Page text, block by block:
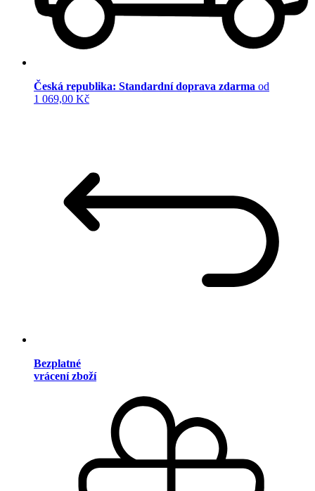
Česká republika: Standardní doprava zdarma od
1 069,00 Kč
Bezplatné
vrácení zboží